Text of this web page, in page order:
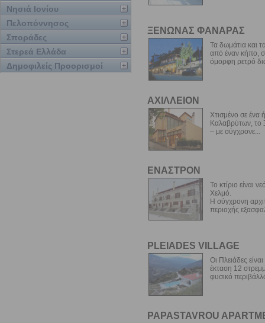
Νησιά Ιονίου
Πελοπόννησος
Σποράδες
Στερεά Ελλάδα
Δημοφιλείς Προορισμοί
ΞΕΝΩΝΑΣ ΦΑΝΑΡΑΣ
Τα δωμάτια και
από έναν κήπο,
όμορφη ρετρό
ΑΧΙΛΛΕΙΟΝ
Χτισμένο σε ένα
Καλαβρύτων, το
– με σύγχρονε...
ΕΝΑΣΤΡΟΝ
Το κτίριο είναι
Χελμό.
Η σύγχρονη
περιοχής
PLEIADES VILLAGE
Οι Πλειάδες
έκταση 12
φυσικό
PAPASTAVROU